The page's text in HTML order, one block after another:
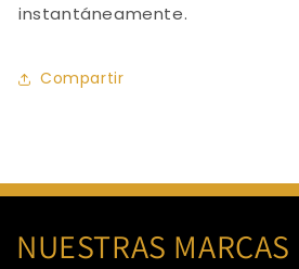
instantáneamente.
Compartir
NUESTRAS MARCAS